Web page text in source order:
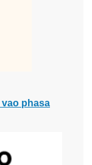
vao phasa